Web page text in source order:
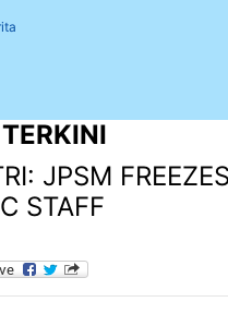
JPSM
STAFF